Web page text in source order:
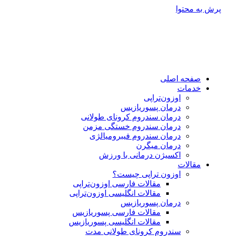
پرش به محتوا
صفحه اصلی
خدمات
اوزون‌تراپی
درمان پسوریازیس
درمان سندروم کرونای طولانی
درمان سندروم خستگی مزمن
درمان سندروم فیبرومیالژی
درمان میگرن
اکسیژن درمانی با ورزش
مقالات
اوزون تراپی چیست؟
مقالات فارسی اوزون‌تراپی
مقالات انگلیسی اوزون‌تراپی
درمان پسوریازیس
مقالات فارسی پسوریازیس
مقالات انگلیسی پسوریازیس
سندروم کرونای طولانی مدت